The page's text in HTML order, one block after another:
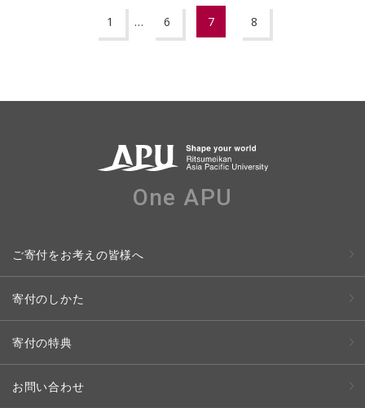
1 … 6 7 8
One APU
ご寄付をお考えの皆様へ
寄付のしかた
寄付の特典
お問い合わせ